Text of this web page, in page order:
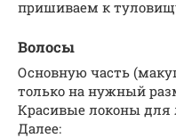
пришиваем к
Волосы
Основную часть
только на нужный
Красивые локоны для
Далее: